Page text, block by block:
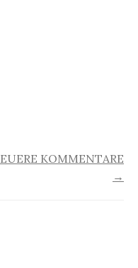
KOMMENTARE
→